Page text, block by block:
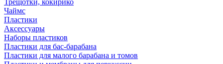
Трещотки, кокирико
Чаймс
Пластики
Аксессуары
Наборы пластиков
Пластики для бас-барабана
Пластики для малого барабана и томов